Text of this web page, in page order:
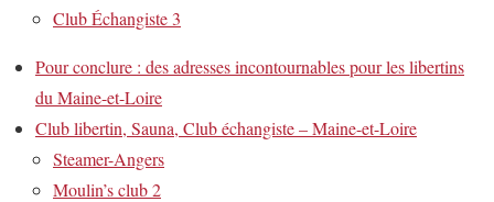
Club Échangiste 3
Pour conclure : des adresses incontournables pour les libertins
du Maine-et-Loire
Club libertin, Sauna, Club échangiste – Maine-et-Loire
Steamer-Angers
Moulin’s club 2